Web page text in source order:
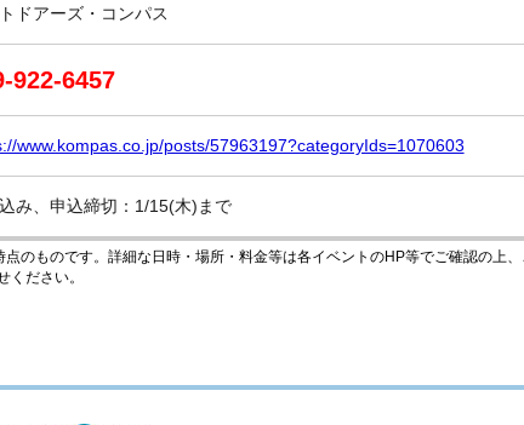
ドアーズ・コンパス
922-6457
www.kompas.co.jp/posts/57963197?categoryIds=1070603
み、申込締切：1/15(木)まで
のものです。詳細な日時・場所・料金等は各イベントのHP等でご確認の上、
ください。